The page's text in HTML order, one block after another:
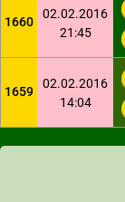
1660
02.02.2016
21:45
1659
02.02.2016
14:04